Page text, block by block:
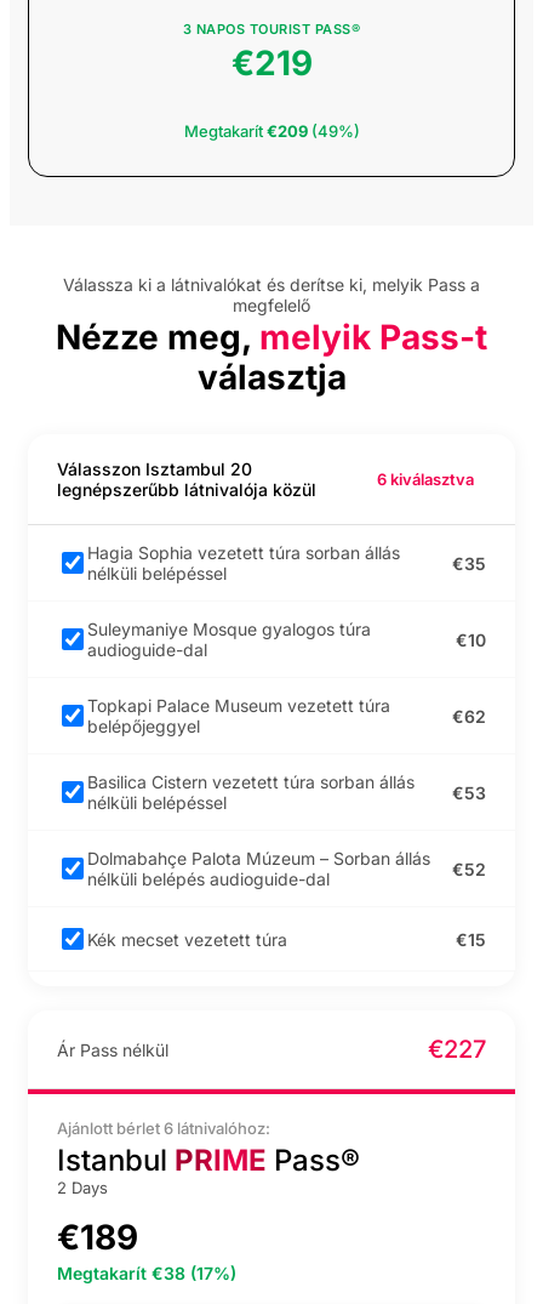
Emaar Aquarium és
Underwater Zoo
Beşiktaş JK Müzesi
Vezetett egynapos
kirándulás a Sapanca-
tóhoz és Maşukiye-be
Flyzone Air Sports Giriş
Flyzone Air Sports
utca
Istanbul
Flyzone Air Sports
transzferszolgáltatások
Nemzeti Paloták
belépés jegysor
3 NAPOS TOURIST PASS®
€219
Megtakarít€209(49%)
Válassza ki a látnivalókat és derítse ki, melyik Pass a
megfelelő
Nézze meg, melyik Pass-t
választja
Válasszon Isztambul 20
legnépszerűbb látnivalója közül
6 kiválasztva
Hagia Sophia vezetett túra sorban állás
nélküli belépéssel
€35
Suleymaniye Mosque gyalogos túra
audioguide-dal
€10
Topkapi Palace Museum vezetett túra
belépőjeggyel
€62
Basilica Cistern vezetett túra sorban állás
nélküli belépéssel
€53
Dolmabahçe Palota Múzeum – Sorban állás
nélküli belépés audioguide-dal
€52
Kék mecset vezetett túra €15
kóstoló élmény Isztambulban
€4
Legends of Istanbul élő show
Abud Efendi Mansion-ban
Ár Pass nélkül €227
Ajánlott bérlet 6 látnivalóhoz:
Istanbul PRIME Pass®
2 Days
€189
Megtakarít €38 (17%)